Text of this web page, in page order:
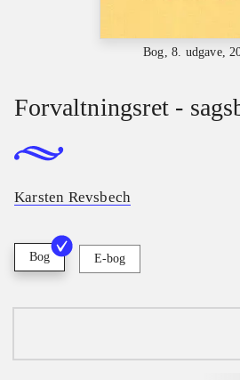
Bog, 8. udgave,
Forvaltningsret -
Karsten Revsbech
Bog E-bog